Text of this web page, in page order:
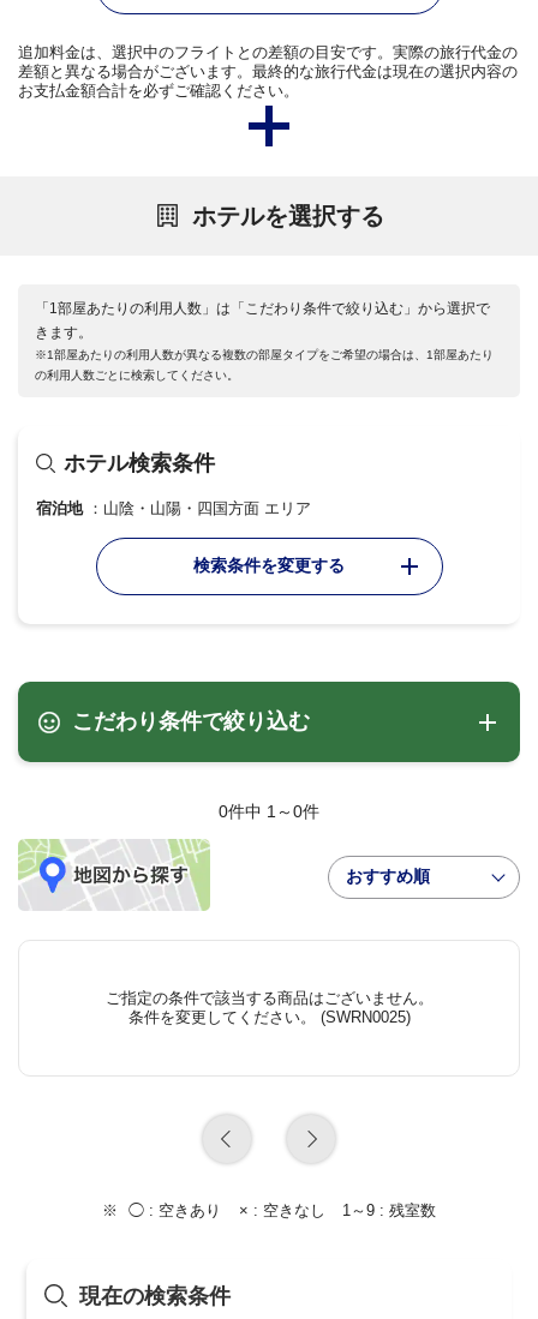
追加料金は、選択中のフライトとの差額の目安です。実際の旅行代金の
差額と異なる場合がございます。最終的な旅行代金は現在の選択内容の
お支払金額合計を必ずご確認ください。
ホテルを選択する
「1部屋あたりの利用人数」は「こだわり条件で絞り込む」から選択で
きます。
※1部屋あたりの利用人数が異なる複数の部屋タイプをご希望の場合は、1部屋あたり
の利用人数ごとに検索してください。
ホテル検索条件
宿泊地 山陰・山陽・四国方面 エリア
検索条件を変更する
こだわり条件で絞り込む
0件中 1～0件
おすすめ順
ご指定の条件で該当する商品はございません。
条件を変更してください。 (SWRN0025)
◯ : 空きあり × : 空きなし 1～9 : 残室数
現在の検索条件